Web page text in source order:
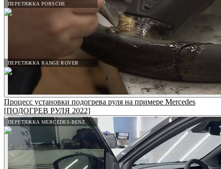
ПЕРЕТЯЖКА PORSCHE
ПЕРЕТЯЖКА RANGE ROVER
ПЕРЕТЯЖКА MERCEDES-BENZ
Процесс установки подогрева руля на примере Mercedes
[ПОДОГРЕВ РУЛЯ 2022]